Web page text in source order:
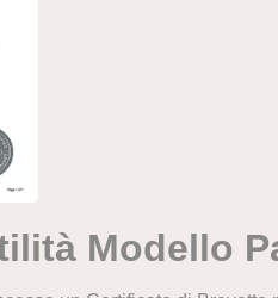
Modello P